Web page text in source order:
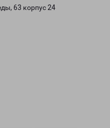
63 корпус 24